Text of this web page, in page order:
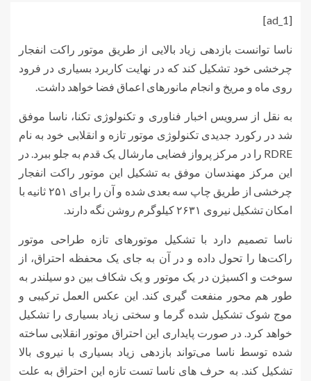
[ad_1]
ناسا توانست بازدهی زیاد بالایی از طریق موتور راکت انفجار
چرخشی خود تشکیل کند که در نهایت کاربرد بسیاری در فرود
روی ماه و مریخ و انجام مانورهای اعماق فضا خواهد داشت.
به نقل از سرویس اخبار فناوری و تکنولوژی تکنا، ناسا موفق
شد در رکورد جدیدی تکنولوژی موتور تازه و انقلابی خود به نام
RDRE را در مرکز پرواز فضایی مارشال یک قدم به جلو ببرد. در
این مرکز مهندسان موفق به تشکیل این موتور راکت انفجار
چرخشی از طریق چاپ سه بعدی شده و آن را برای ۲۵۱ ثانیه با
امکان تشکیل نیروی ۲۶۳۱ کیلوگرم روشن نگه دارند.
ناسا تصمیم دارد با تشکیل موتورهای تازه طراحی موتور
راکت‌ها را تحول داده و در آن به جای یک محفظه احتراق، از
سوخت و اکسیژن در یک موتور و یک شکاف بین دو سیلندر به
طور هم محور منفعت گیری کند. این عکس العمل ترکیبی و
موج شوک تشکیل شده گرما و سختی زیاد بسیاری را تشکیل
خواهد کرد. در صورت پایداری این احتراق موتور انقلابی ساخته
شده توسط ناسا می‌تواند بازدهی زیاد بسیاری با نیروی بالا
تشکیل کند. به حرف های ناسا تست تازه این احتراق به علت